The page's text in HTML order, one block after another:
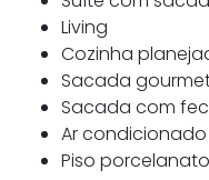
Living
Cozinha
Sacada
Sacada com
Ar condicionado
Piso porcelanato